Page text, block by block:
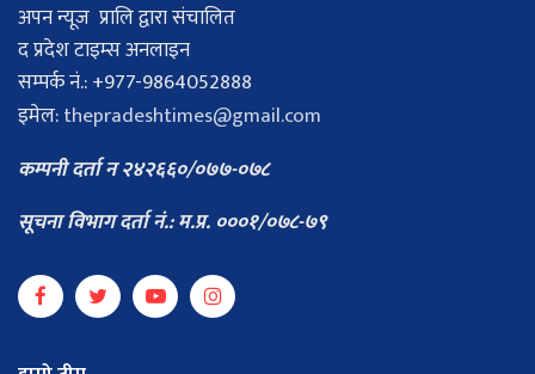
अपन न्यूज प्रालि द्वारा संचालित
द प्रदेश टाइम्स अनलाइन
सम्पर्क नं.: +977-9864052888
इमेल:thepradeshtimes@gmail.com
कम्पनी दर्ता न २४२६६०/०७७-०७८
सूचना विभाग दर्ता नं.: म.प्र. ०००१/०७८-७९